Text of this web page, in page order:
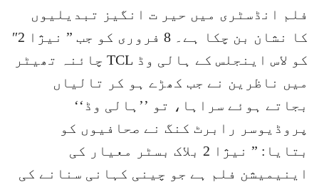
فلم انڈسٹری میں حیر ت انگیز تبدیلیوں
کا نشان بن چکا ہے۔ 8 فروری کو جب ” نیژا 2″
کو لاس اینجلس کے ہالی وڈ TCL چائنہ تھیٹر
میں ناظرین نے جب کھڑے ہو کر تالیاں
بجاتے ہوئے سراہا، تو ’’ہالی وڈ‘‘
پروڈیوسر رابرٹ کنگ نے صحافیوں کو
بتایا: ” نیژا 2 بلاک بسٹر معیار کی
اینیمیشن فلم ہے جو چینی کہانی سنانے کی